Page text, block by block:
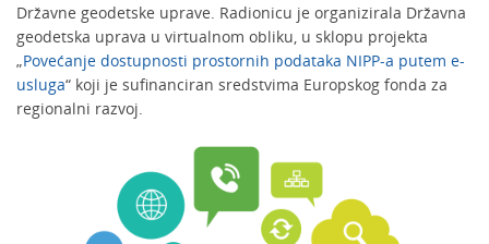
Državne geodetske uprave. Radionicu je organizirala Državna
geodetska uprava u virtualnom obliku, u sklopu projekta
„Povećanje dostupnosti prostornih podataka NIPP-a putem e-
usluga“ koji je sufinanciran sredstvima Europskog fonda za
regionalni razvoj.